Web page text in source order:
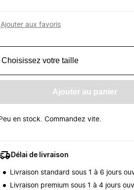
Ajouter aux favoris
Choisissez votre taille
Ajouter au panier
Peu en stock. Commandez vite.
Délai de livraison
Livraison standard sous 1 à 6 jours
Livraison premium sous 1 à 4 jours